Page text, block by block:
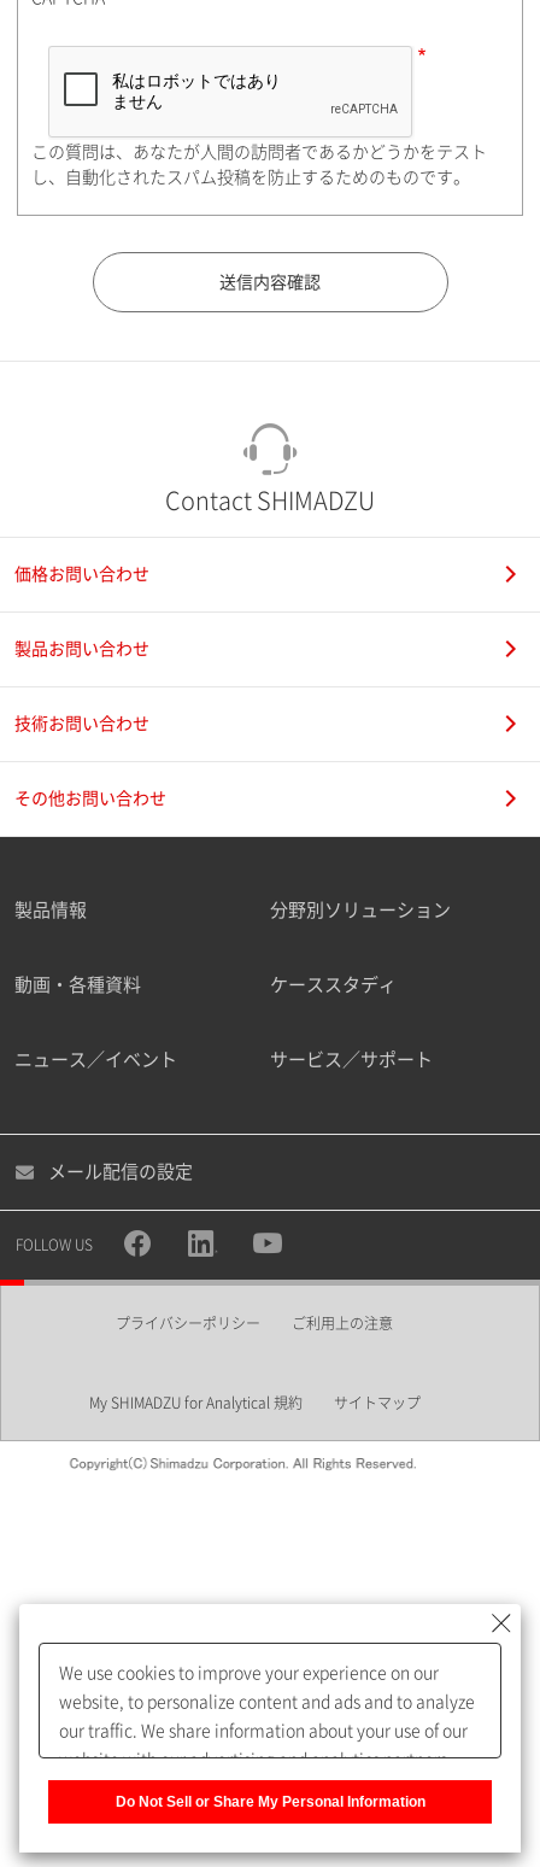
住所検索
都道府県（勤務先）
ご勤務先
職種
所属部署
めします。
My SHIMADZU for Analyticalへ登録いただくと、技術情報や
取扱説明書・Webinarなどの閲覧ができます。
うになります。
この質問は、あなたが人間の訪問者であるかどうかをテスト
し、自動化されたスパム投稿を防止するためのものです。
Contact SHIMADZU
価格お問い合わせ
製品お問い合わせ
技術お問い合わせ
その他お問い合わせ
製品情報 分野別ソリューション
動画・各種資料 ケーススタディ
ニュース／イベント サービス／サポート
メール配信の設定
FOLLOW US
プライバシーポリシー ご利用上の注意
My SHIMADZU for Analytical 規約 サイトマップ
We use cookies to improve your experience on our
website, to personalize content and ads and to analyze
our traffic. We share information about your use of our
website with our advertising and analytics partners,
Do Not Sell or Share My Personal Information